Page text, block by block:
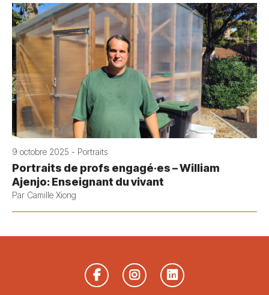
9 octobre 2025 - Portraits
Portraits de profs engagé·es – William
Ajenjo: Enseignant du vivant
Par Camille Xiong